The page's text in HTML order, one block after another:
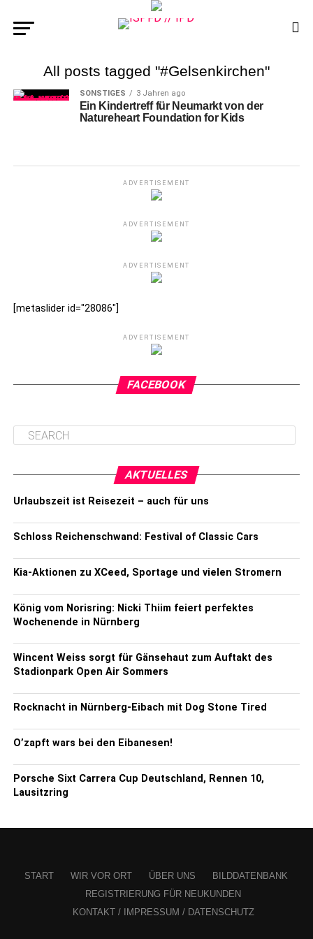
All posts tagged "#Gelsenkirchen"
SONSTIGES 3 Jahren ago
Ein Kindertreff für Neumarkt von der
Natureheart Foundation for Kids
ADVERTISEMENT
ADVERTISEMENT
ADVERTISEMENT
[metaslider id="28086"]
ADVERTISEMENT
FACEBOOK
AKTUELLES
Urlaubszeit ist Reisezeit – auch für uns
Schloss Reichenschwand: Festival of Classic Cars
Kia-Aktionen zu XCeed, Sportage und vielen Stromern
König vom Norisring: Nicki Thiim feiert perfektes
Wochenende in Nürnberg
Wincent Weiss sorgt für Gänsehaut zum Auftakt des
Stadionpark Open Air Sommers
Rocknacht in Nürnberg-Eibach mit Dog Stone Tired
O’zapft wars bei den Eibanesen!
Porsche Sixt Carrera Cup Deutschland, Rennen 10,
Lausitzring
START WIR VOR ORT ÜBER UNS
BILDDATENBANK
REGISTRIERUNG FÜR NEUKUNDEN
KONTAKT / IMPRESSUM / DATENSCHUTZ